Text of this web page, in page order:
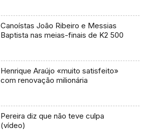
Canoístas João Ribeiro e Messias
Baptista nas meias-finais de K2 500
Henrique Araújo «muito satisfeito»
com renovação milionária
Pereira diz que não teve culpa
(vídeo)